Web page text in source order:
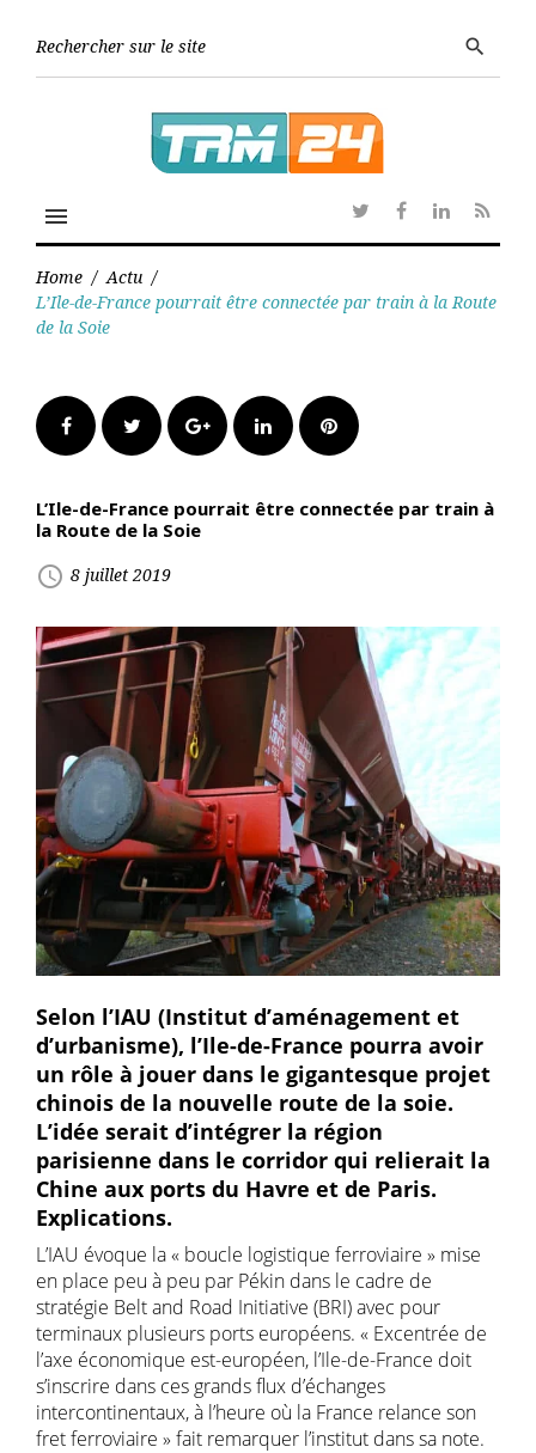
search
menu
TwitterFacebook
Linkedin
RSS
Home / Actu /
L’Ile-de-France pourrait être connectée par train à la Route
de la Soie
FacebookTwitter Google+LinkedInPinterest
L’Ile-de-France pourrait être connectée par train à
la Route de la Soie
access_time 8 juillet 2019
Selon l’IAU (Institut d’aménagement et
d’urbanisme), l’Ile-de-France pourra avoir
un rôle à jouer dans le gigantesque projet
chinois de la nouvelle route de la soie.
L’idée serait d’intégrer la région
parisienne dans le corridor qui relierait la
Chine aux ports du Havre et de Paris.
Explications.
L’IAU évoque la « boucle logistique ferroviaire » mise
en place peu à peu par Pékin dans le cadre de
stratégie Belt and Road Initiative (BRI) avec pour
terminaux plusieurs ports européens. « Excentrée de
l’axe économique est-européen, l’Ile-de-France doit
s’inscrire dans ces grands flux d’échanges
intercontinentaux, à l’heure où la France relance son
fret ferroviaire » fait remarquer l’institut dans sa note.